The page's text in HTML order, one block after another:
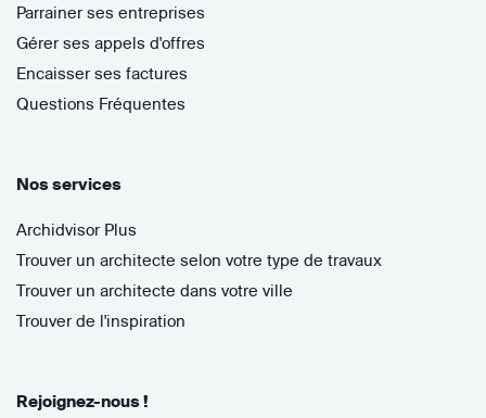
Parrainer ses entreprises
Gérer ses appels d'offres
Encaisser ses factures
Questions Fréquentes
Nos services
Archidvisor Plus
Trouver un architecte selon votre type de travaux
Trouver un architecte dans votre ville
Trouver de l'inspiration
Rejoignez-nous !